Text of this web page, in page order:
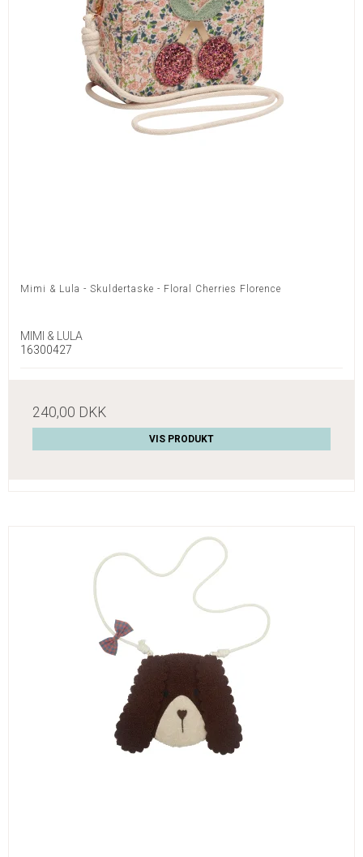
Mimi & Lula - Skuldertaske - Floral Cherries Florence
MIMI & LULA
16300427
240,00 DKK
VIS PRODUKT